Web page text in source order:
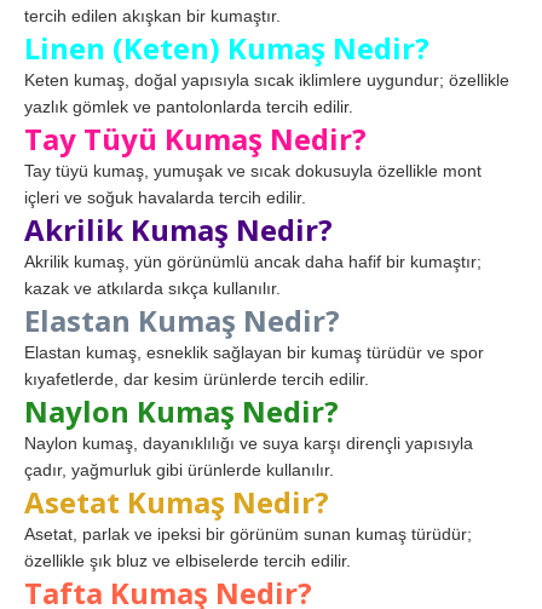
tercih edilen akışkan bir kumaştır.
Linen (Keten) Kumaş Nedir?
Keten kumaş, doğal yapısıyla sıcak iklimlere uygundur; özellikle
yazlık gömlek ve pantolonlarda tercih edilir.
Tay Tüyü Kumaş Nedir?
Tay tüyü kumaş, yumuşak ve sıcak dokusuyla özellikle mont
içleri ve soğuk havalarda tercih edilir.
Akrilik Kumaş Nedir?
Akrilik kumaş, yün görünümlü ancak daha hafif bir kumaştır;
kazak ve atkılarda sıkça kullanılır.
Elastan Kumaş Nedir?
Elastan kumaş, esneklik sağlayan bir kumaş türüdür ve spor
kıyafetlerde, dar kesim ürünlerde tercih edilir.
Naylon Kumaş Nedir?
Naylon kumaş, dayanıklılığı ve suya karşı dirençli yapısıyla
çadır, yağmurluk gibi ürünlerde kullanılır.
Asetat Kumaş Nedir?
Asetat, parlak ve ipeksi bir görünüm sunan kumaş türüdür;
özellikle şık bluz ve elbiselerde tercih edilir.
Tafta Kumaş Nedir?